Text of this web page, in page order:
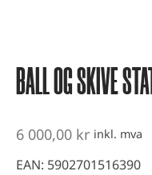
BALL OG SKIVE
6 000,00 kr inkl. mva
EAN: 5902701516390
utstyr